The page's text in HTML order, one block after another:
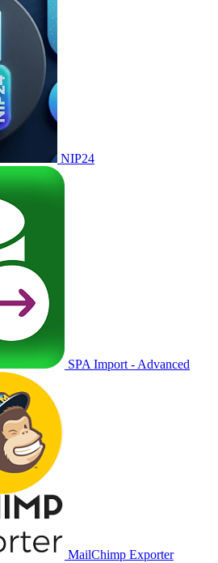
NIP24
SPA Import - Advanced
MailChimp Exporter